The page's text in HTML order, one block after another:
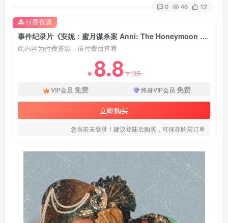
0 46 12
事件纪录片《安妮：蜜月谋杀案 Anni: The Honeymoon Murder》下载
此内容为付费资源，请付费后查看
￥ 8.8￥35
VIP会员 免费 终身VIP会员 免费
立即购买
您当前未登录！建议登陆后购买，可保存购买订单
付费资源